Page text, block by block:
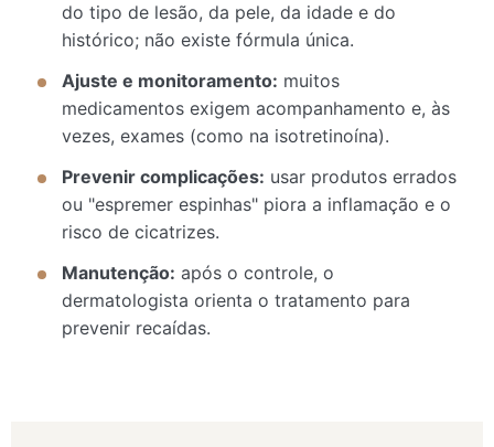
do tipo de lesão, da pele, da idade e do
histórico; não existe fórmula única.
Ajuste e monitoramento: muitos
medicamentos exigem acompanhamento e, às
vezes, exames (como na isotretinoína).
Prevenir complicações: usar produtos errados
ou "espremer espinhas" piora a inflamação e o
risco de cicatrizes.
Manutenção: após o controle, o
dermatologista orienta o tratamento para
prevenir recaídas.